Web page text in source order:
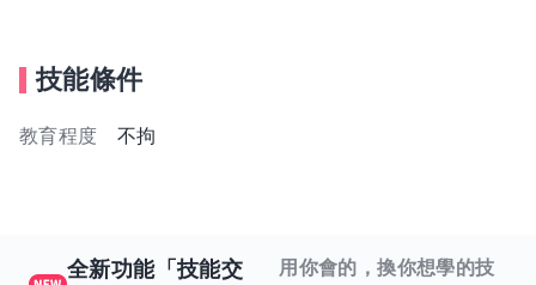
技能條件
教育程度 不拘
全新功能「技能交
用你會的，換你想學的技